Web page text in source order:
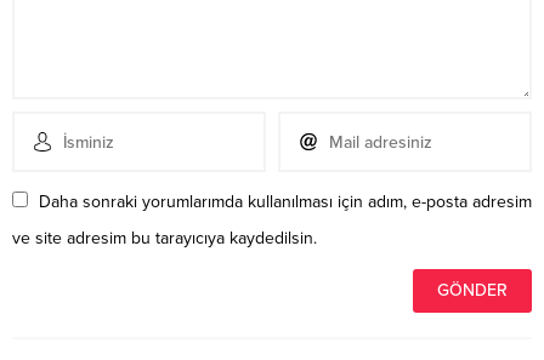
Daha sonraki yorumlarımda kullanılması için adım, e-posta adresim
ve site adresim bu tarayıcıya kaydedilsin.